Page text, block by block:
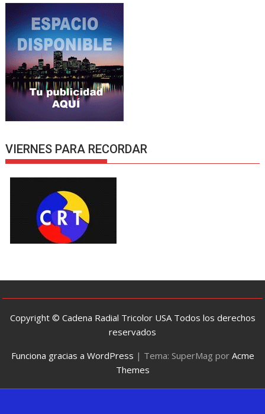
VIERNES PARA RECORDAR
Copyright © Cadena Radial Tricolor USA Todos los derechos
reservados
Funciona gracias a WordPress | Tema: SuperMag por Acme
Themes